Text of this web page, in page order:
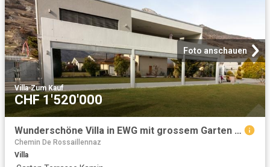
Foto anschauen
Villa·Zum Kauf
CHF 1'520'000
Wunderschöne Villa in EWG mit grossem Garten und Unterges
Chemin De Rossaillennaz
Villa